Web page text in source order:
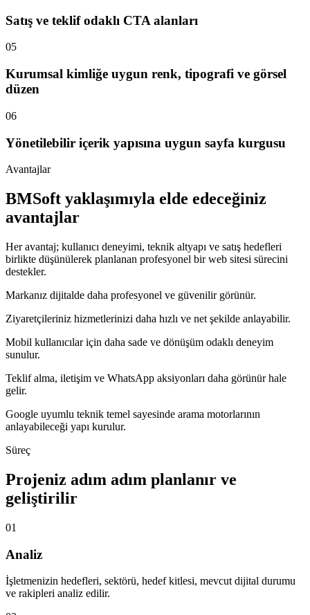
Satış ve teklif odaklı CTA alanları
05
Kurumsal kimliğe uygun renk, tipografi ve görsel
düzen
06
Yönetilebilir içerik yapısına uygun sayfa kurgusu
Avantajlar
BMSoft yaklaşımıyla elde edeceğiniz
avantajlar
Her avantaj; kullanıcı deneyimi, teknik altyapı ve satış hedefleri
birlikte düşünülerek planlanan profesyonel bir web sitesi sürecini
destekler.
Markanız dijitalde daha profesyonel ve güvenilir görünür.
Ziyaretçileriniz hizmetlerinizi daha hızlı ve net şekilde anlayabilir.
Mobil kullanıcılar için daha sade ve dönüşüm odaklı deneyim
sunulur.
Teklif alma, iletişim ve WhatsApp aksiyonları daha görünür hale
gelir.
Google uyumlu teknik temel sayesinde arama motorlarının
anlayabileceği yapı kurulur.
Süreç
Projeniz adım adım planlanır ve
geliştirilir
01
Analiz
İşletmenizin hedefleri, sektörü, hedef kitlesi, mevcut dijital durumu
ve rakipleri analiz edilir.